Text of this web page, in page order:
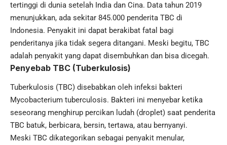
tertinggi di dunia setelah India dan Cina. Data tahun 2019
menunjukkan, ada sekitar 845.000 penderita TBC di
Indonesia. Penyakit ini dapat berakibat fatal bagi
penderitanya jika tidak segera ditangani. Meski begitu, TBC
adalah penyakit yang dapat disembuhkan dan bisa dicegah.
Penyebab TBC (Tuberkulosis)
Tuberkulosis (TBC) disebabkan oleh infeksi bakteri
Mycobacterium tuberculosis. Bakteri ini menyebar ketika
seseorang menghirup percikan ludah (droplet) saat penderita
TBC batuk, berbicara, bersin, tertawa, atau bernyanyi.
Meski TBC dikategorikan sebagai penyakit menular,